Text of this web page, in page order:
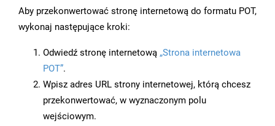
Aby przekonwertować stronę internetową do formatu POT,
wykonaj następujące kroki:
Odwiedź stronę internetową „Strona internetowa
POT”.
Wpisz adres URL strony internetowej, którą chcesz
przekonwertować, w wyznaczonym polu
wejściowym.